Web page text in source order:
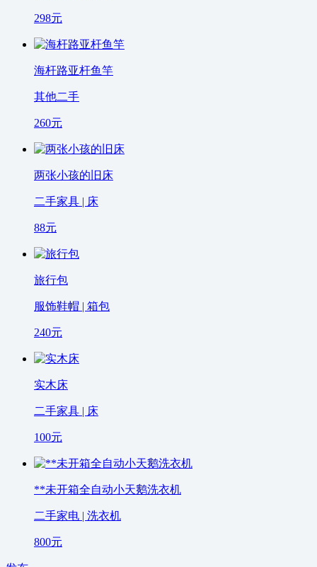
298元
海杆路亚杆鱼竿
其他二手
260元
两张小孩的旧床
二手家具 | 床
88元
旅行包
服饰鞋帽 | 箱包
240元
实木床
二手家具 | 床
100元
**未开箱全自动小天鹅洗衣机
二手家电 | 洗衣机
800元